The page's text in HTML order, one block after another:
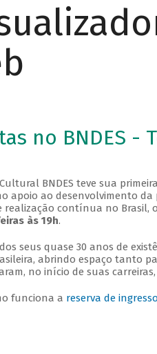
no BNDES -
BNDES teve sua
apoio ao desenvolvimento
realização contínua no Brasil,
às 19h.
seus quase 30 anos de
abrindo espaço tanto
no início de suas
funciona a reserva de